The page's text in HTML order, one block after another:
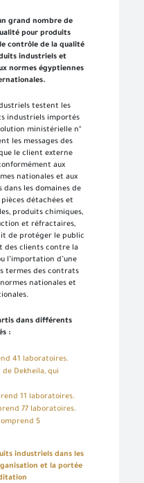
grand nombre de
pour produits
contrôle de la qualité
industriels et
normes égyptiennes
testent les
industriels importés
ministérielle n°
les messages des
le client externe
aux
nationales et aux
les domaines de
détachées et
produits chimiques,
et réfractaires,
de protéger le public
des clients contre la
l’importation d’une
termes des contrats
nationales et
dans différents
:
41 laboratoires.
Dekheila, qui
11 laboratoires.
77 laboratoires.
5
industriels dans les
et la portée